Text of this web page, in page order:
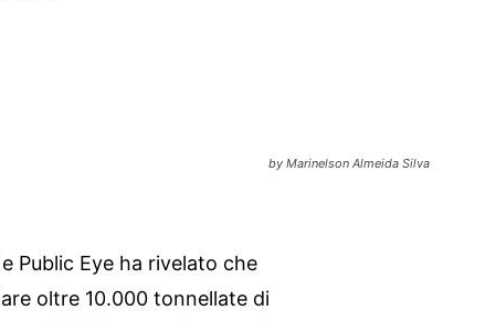
by Marinelson Almeida Silva
Public Eye ha rivelato che
oltre 10.000 tonnellate di